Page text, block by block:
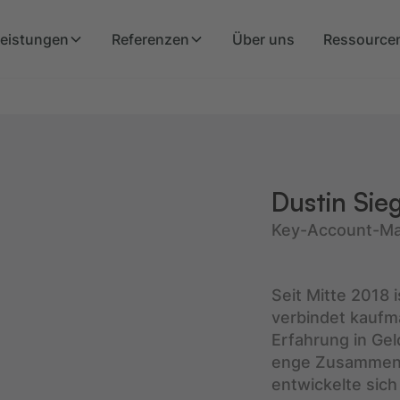
Referenzen Über uns
Dustin
Key-Account-
Seit Mitte 2018
verbindet
Erfahrung in
enge
entwickelte